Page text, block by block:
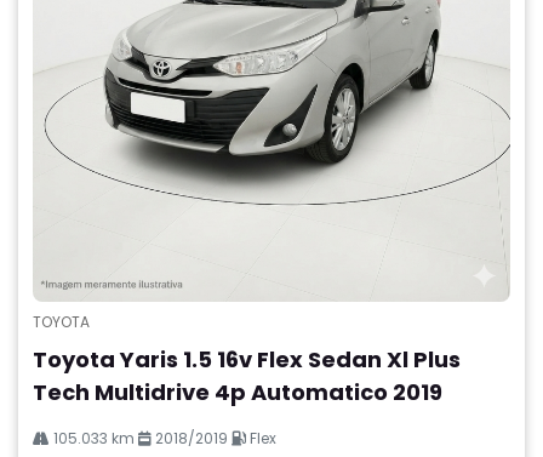
TOYOTA
Toyota Yaris 1.5 16v Flex Sedan Xl Plus
Tech Multidrive 4p Automatico 2019
105.033 km 2018/2019 Flex